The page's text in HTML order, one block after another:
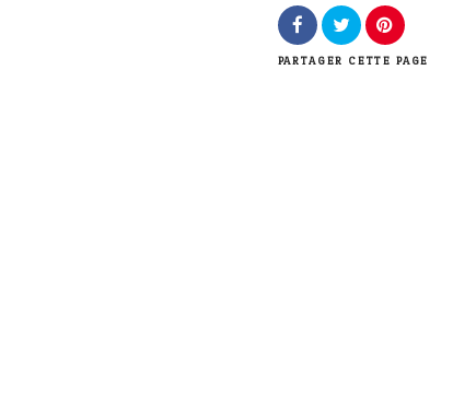
PARTAGER CETTE PAGE